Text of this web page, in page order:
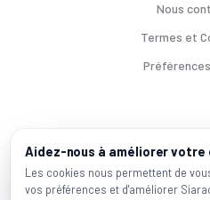
Nous
Termes et
Voitures par ville
Casablanca | | Mohammadia |Salé |
Marques populaires
Aidez-nous à améliorer votre
Les cookies nous permettent de
vos préférences et d'améliorer